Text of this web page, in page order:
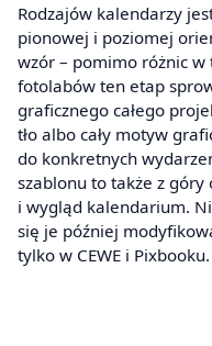
Rodzajów kalendarzy
pionowej i poziomej
wzór – pomimo różnic
fotolabów ten etap
graficznego całego
tło albo cały motyw
do konkretnych
szablonu to także z góry
i wygląd kalendarium.
się je później
tylko w CEWE i Pixbooku.